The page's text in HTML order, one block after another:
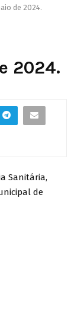
de 2024.
2024.
Sanitária,
de